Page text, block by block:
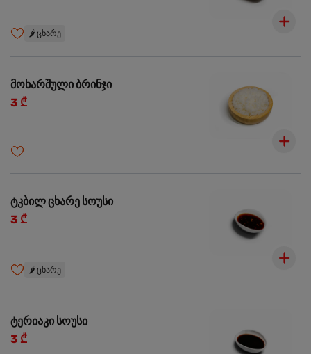
🌶️ ცხარე
მოხარშული ბრინჯი
3 ₾
ტკბილ ცხარე სოუსი
3 ₾
🌶️ ცხარე
ტერიაკი სოუსი
3 ₾